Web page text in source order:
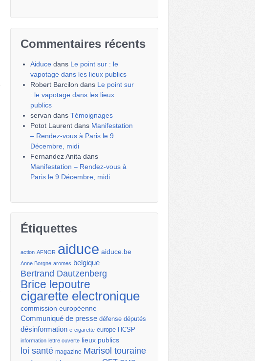
Commentaires récents
Aiduce dans Le point sur : le
vapotage dans les lieux publics
Robert Barcilon dans Le point sur
: le vapotage dans les lieux
publics
servan dansTémoignages
Potot Laurent dans Manifestation
– Rendez-vous à Paris le 9
Décembre, midi
Fernandez Anita dans
Manifestation – Rendez-vous à
Paris le 9 Décembre, midi
Étiquettes
action AFNOR aiduce aiduce.be
Anne Borgne aromes belgique
Bertrand Dautzenberg
Brice lepoutre
cigarette electronique
commission européenne
Communiqué de presse défense députés
désinformation e-cigarette europe HCSP
information lettre ouverte lieux publics
loi santé magazine Marisol touraine